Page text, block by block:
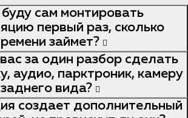
буду сам монтировать
первый раз, сколько
займет?
за один разбор сделать
аудио, парктроник, камеру
заднего вида?
создает дополнительный